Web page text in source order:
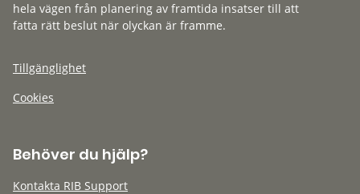
hela vägen från planering av framtida insatser till att
fatta rätt beslut när olyckan är framme.
Tillgänglighet
Cookies
Behöver du hjälp?
Kontakta RIB Support